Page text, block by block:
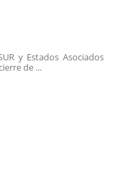
y Estados Asociados
de ...